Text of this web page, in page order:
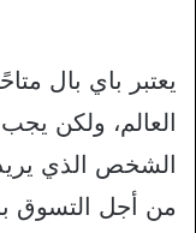
يعتبر باي بال
العالم، ولكن
الشخص الذي
من أجل التسوق